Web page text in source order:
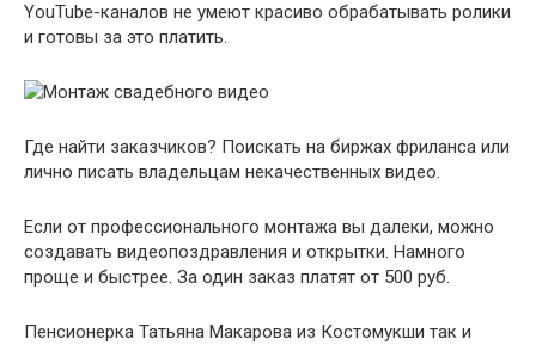
YouTube-каналов не умеют красиво обрабатывать ролики
и готовы за это платить.
Где найти заказчиков? Поискать на биржах фриланса или
лично писать владельцам некачественных видео.
Если от профессионального монтажа вы далеки, можно
создавать видеопоздравления и открытки. Намного
проще и быстрее. За один заказ платят от 500 руб.
Пенсионерка Татьяна Макарова из Костомукши так и